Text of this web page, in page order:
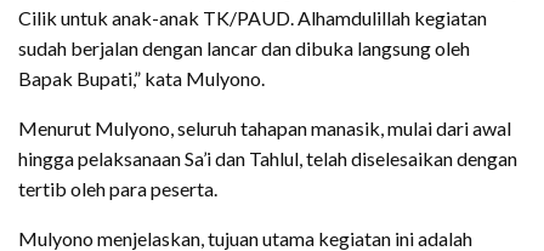
Cilik untuk anak-anak TK/PAUD. Alhamdulillah kegiatan
sudah berjalan dengan lancar dan dibuka langsung oleh
Bapak Bupati,” kata Mulyono.
Menurut Mulyono, seluruh tahapan manasik, mulai dari awal
hingga pelaksanaan Sa’i dan Tahlul, telah diselesaikan dengan
tertib oleh para peserta.
Mulyono menjelaskan, tujuan utama kegiatan ini adalah